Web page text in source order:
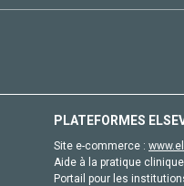
PLATEFORMES
Site e-commerce :
Aide à la pratique
Portail pour les